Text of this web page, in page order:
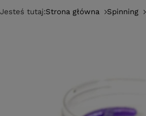
Jesteś tutaj:Strona główna Spinning